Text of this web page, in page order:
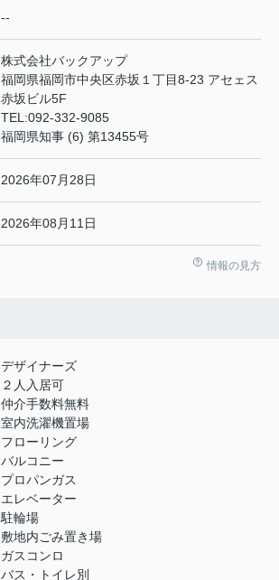
--
株式会社バックアップ
福岡県福岡市中央区赤坂１丁目8-23 アセェス
赤坂ビル5F
TEL:092-332-9085
福岡県知事 (6) 第13455号
2026年07月28日
2026年08月11日
情報の見方
デザイナーズ
２人入居可
仲介手数料無料
室内洗濯機置場
フローリング
バルコニー
プロパンガス
エレベーター
駐輪場
敷地内ごみ置き場
ガスコンロ
バス・トイレ別